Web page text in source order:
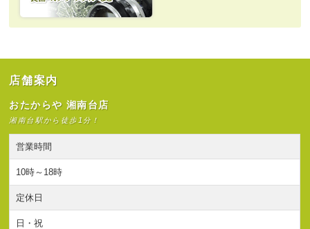
店舗案内
おたからや 湘南台店
湘南台駅から徒歩1分！
営業時間
10時～18時
定休日
日・祝